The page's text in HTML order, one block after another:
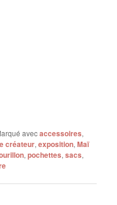
avecaccessoires,
créateur,exposition,Maï
,pochettes,sacs,